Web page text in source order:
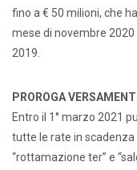
fino a € 50 milioni, che
mese di novembre
2019.
PROROGA
Entro il 1° marzo 2021
tutte le rate in
“rottamazione ter” e